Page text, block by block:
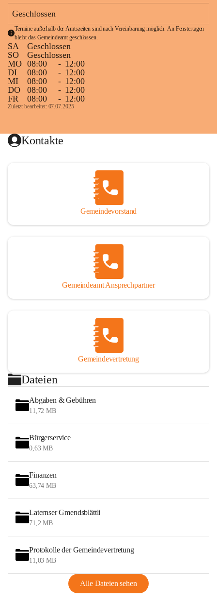
1 Seite•0,1 MB
Geschlossen
Termine außerhalb der Amtszeiten sind nach Vereinbarung möglich. An Fenstertagen
bleibt das Gemeindeamt geschlossen.
SA
Geschlossen
SO
Geschlossen
MO 08:00 - 12:00
DI
08:00 - 12:00
MI
08:00 - 12:00
DO
08:00 - 12:00
FR
08:00 - 12:00
Zuletzt bearbeitet: 07.07.2025
Kontakte
Gemeindevorstand
Gemeindeamt Ansprechpartner
Gemeindevertretung
Dateien
Abgaben & Gebühren
11,72 MB
Bürgerservice
0,63 MB
Finanzen
63,74 MB
Laternser Gmendsblättli
71,2 MB
Protokolle der Gemeindevertretung
11,03 MB
Alle Dateien sehen